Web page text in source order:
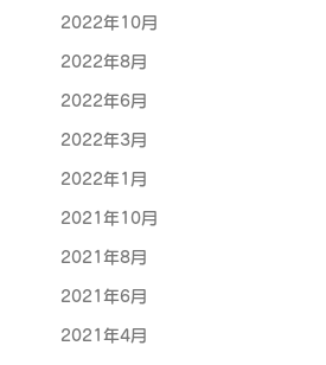
2022年10月
2022年8月
2022年6月
2022年3月
2022年1月
2021年10月
2021年8月
2021年6月
2021年4月